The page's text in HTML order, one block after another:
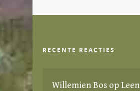
RECENTE REACTIES
Willemien Bos opLeen